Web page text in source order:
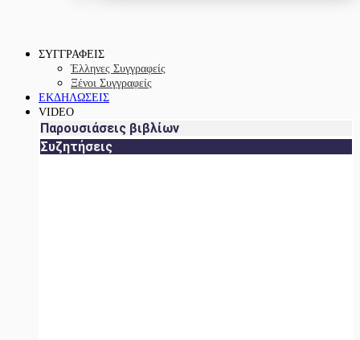
ΣΥΓΓΡΑΦΕΙΣ
Έλληνες Συγγραφείς
Ξένοι Συγγραφείς
ΕΚΔΗΛΩΣΕΙΣ
VIDEO
Παρουσιάσεις βιβλίων
Συζητήσεις